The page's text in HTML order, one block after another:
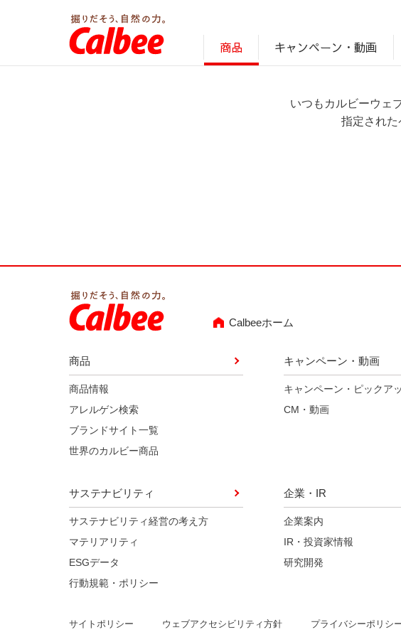
商品
アレルゲン
キャンペーン・動画
じゃがいも
マテリアリ
いつもカルビーウェ
指定された
Calbeeホーム
商品
商品情報
アレルゲン検索
ブランドサイト一覧
世界のカルビー商品
キャンペーン・動画
キャンペーン・ピックア
CM・動画
サステナビリティ
サステナビリティ経営の考え方
マテリアリティ
ESGデータ
行動規範・ポリシー
企業・IR
企業案内
IR・投資家情報
研究開発
サイトポリシー ウェブアクセシビリティ方針 プライバシーポリシ